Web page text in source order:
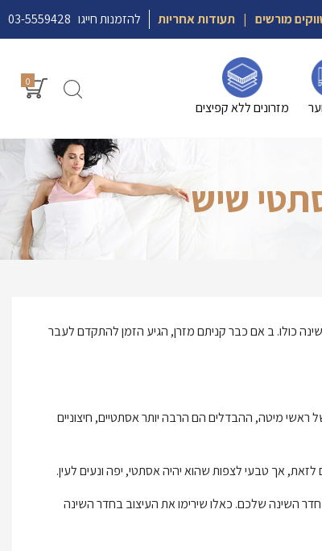
מורשים | תעודות אחריות להזמנות חייגו 03-5559428
מזרונים ללא קפיצים
0
שיש
כולו. ב אם כבר קניתם מזרן, הגיע הזמן להתקדם לעבר
ראשי מיטה, ההבדלים הם הרבה יותר אסתטיים, חיצוניים
אך טבעי לצפות שהוא יהיה אסתטי, יפה ונעים לעין.
השינה שלכם. כאלו שירימו את העיצוב בחדר השינה